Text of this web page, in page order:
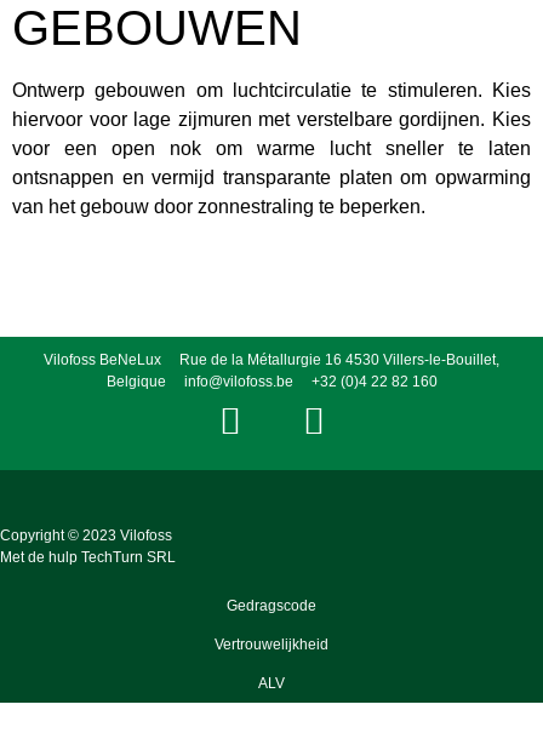
GEBOUWEN
Ontwerp gebouwen om luchtcirculatie te stimuleren. Kies
hiervoor voor lage zijmuren met verstelbare gordijnen. Kies
voor een open nok om warme lucht sneller te laten
ontsnappen en vermijd transparante platen om opwarming
van het gebouw door zonnestraling te beperken.
Vilofoss BeNeLux Rue de la Métallurgie 16 4530 Villers-le-Bouillet,
Belgique
info@vilofoss.be +32 (0)4 22 82 160
Copyright © 2023 Vilofoss
Met de hulp TechTurn SRL
Gedragscode
Vertrouwelijkheid
ALV